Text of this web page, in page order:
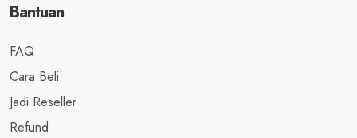
Bantuan
FAQ
Cara Beli
Jadi Reseller
Refund